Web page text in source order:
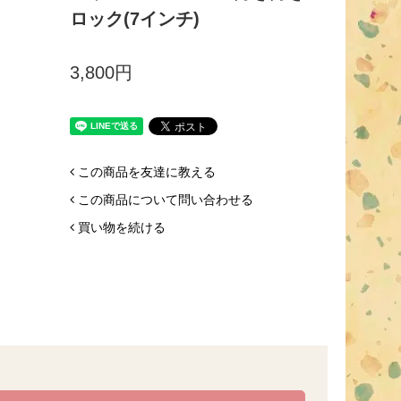
ロック(7インチ)
3,800円
この商品を友達に教える
この商品について問い合わせる
買い物を続ける